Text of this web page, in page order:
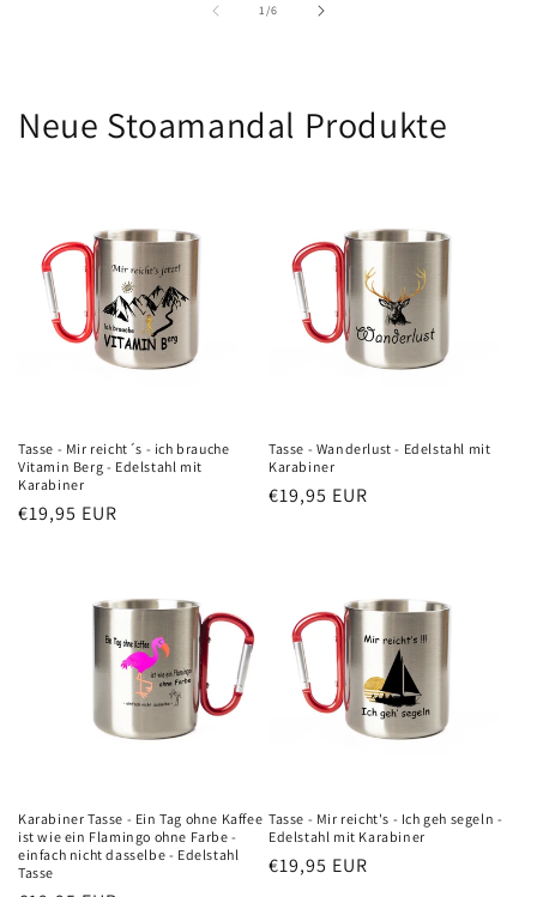
1/von
6
Neue Stoamandal Produkte
Tasse - Mir reicht´s - ich brauche
Vitamin Berg - Edelstahl mit
Karabiner
Normaler
€19,95 EUR
Tasse - Wanderlust - Edelstahl mit
Karabiner
Normaler
€19,95 EUR
Karabiner Tasse - Ein Tag ohne Kaffee
ist wie ein Flamingo ohne Farbe -
einfach nicht dasselbe - Edelstahl
Tasse
Tasse - Mir reicht's - Ich geh segeln -
Edelstahl mit Karabiner
Normaler
€19,95 EUR